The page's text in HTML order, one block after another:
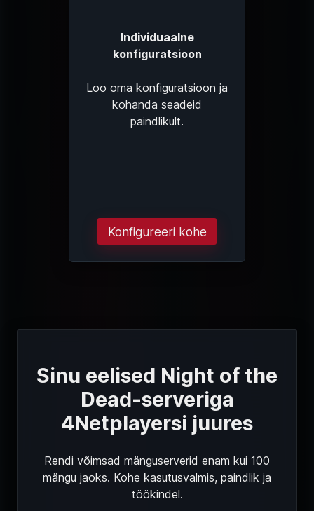
Individuaalne
konfiguratsioon
Loo oma konfiguratsioon ja
kohanda seadeid
paindlikult.
Konfigureeri kohe
Sinu eelised Night of the
Dead-serveriga
4Netplayersi juures
Rendi võimsad mänguserverid enam kui 100
mängu jaoks. Kohe kasutusvalmis, paindlik ja
töökindel.